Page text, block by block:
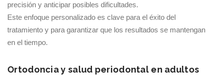
precisión y anticipar posibles dificultades.
Este enfoque personalizado es clave para el éxito del
tratamiento y para garantizar que los resultados se mantengan
en el tiempo.
Ortodoncia y salud periodontal en adultos